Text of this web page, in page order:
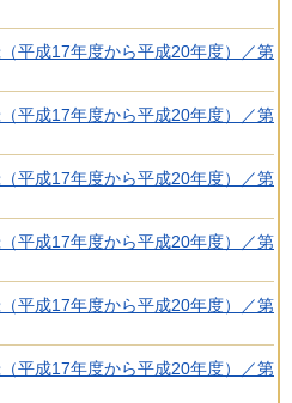
平成17年度から平成20年度）／第
平成17年度から平成20年度）／第
平成17年度から平成20年度）／第
平成17年度から平成20年度）／第
平成17年度から平成20年度）／第
平成17年度から平成20年度）／第